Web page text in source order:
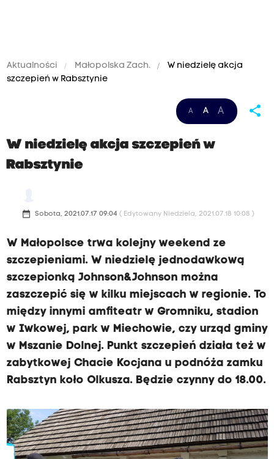
Aktualności Małopolska Zach.
W niedzielę akcja
szczepień w Rabsztynie
A A A share
W niedzielę akcja szczepień w
Rabsztynie
date_range Sobota, 2021.07.17 09:04 ( Edytowany Niedziela, 2021.07.18 10:08 )
W Małopolsce trwa kolejny weekend ze
szczepieniami. W niedzielę jednodawkową
szczepionką Johnson&Johnson można
zaszczepić się w kilku miejscach w regionie. To
między innymi amfiteatr w Gromniku, stadion
w Iwkowej, park w Miechowie, czy urząd gminy
w Mszanie Dolnej. Punkt szczepień działa też w
zabytkowej Chacie Kocjana u podnóża zamku
Rabsztyn koło Olkusza. Będzie czynny do 18.00.